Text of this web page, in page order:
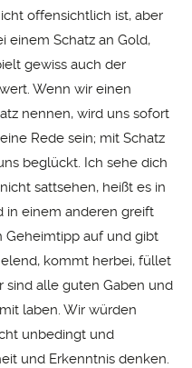
offensichtlich ist, aber
einem Schatz an Gold,
gewiss auch der
Wenn wir einen
nennen, wird uns sofort
Rede sein; mit Schatz
beglückt. Ich sehe dich
sattsehen, heißt es in
in einem anderen greift
Geheimtipp auf und gibt
kommt herbei, füllet
sind alle guten Gaben und
laben. Wir würden
unbedingt und
und Erkenntnis denken.